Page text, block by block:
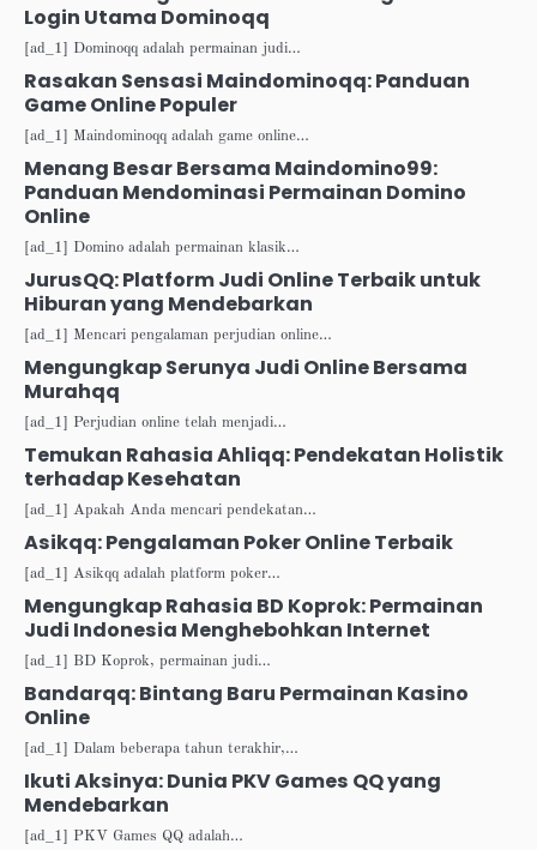
Login Utama Dominoqq
[ad_1] Dominoqq adalah permainan judi…
Rasakan Sensasi Maindominoqq: Panduan
Game Online Populer
[ad_1] Maindominoqq adalah game online…
Menang Besar Bersama Maindomino99:
Panduan Mendominasi Permainan Domino
Online
[ad_1] Domino adalah permainan klasik…
JurusQQ: Platform Judi Online Terbaik untuk
Hiburan yang Mendebarkan
[ad_1] Mencari pengalaman perjudian online…
Mengungkap Serunya Judi Online Bersama
Murahqq
[ad_1] Perjudian online telah menjadi…
Temukan Rahasia Ahliqq: Pendekatan Holistik
terhadap Kesehatan
[ad_1] Apakah Anda mencari pendekatan…
Asikqq: Pengalaman Poker Online Terbaik
[ad_1] Asikqq adalah platform poker…
Mengungkap Rahasia BD Koprok: Permainan
Judi Indonesia Menghebohkan Internet
[ad_1] BD Koprok, permainan judi…
Bandarqq: Bintang Baru Permainan Kasino
Online
[ad_1] Dalam beberapa tahun terakhir,…
Ikuti Aksinya: Dunia PKV Games QQ yang
Mendebarkan
[ad_1] PKV Games QQ adalah…